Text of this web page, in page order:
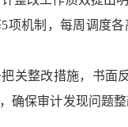
机制，每周调度
关整改措施，书面
确保审计发现问题